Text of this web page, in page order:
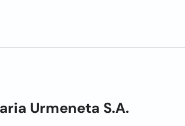
Urmeneta S.A.